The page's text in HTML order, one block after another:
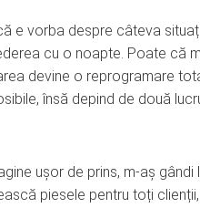
e vorba despre câteva
cu o noapte. Poate că
devine o reprogramare
însă depind de două
ușor de prins, m-aș
piesele pentru toți